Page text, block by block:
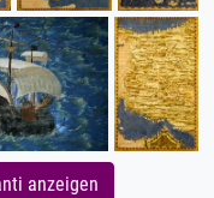
anzeigen